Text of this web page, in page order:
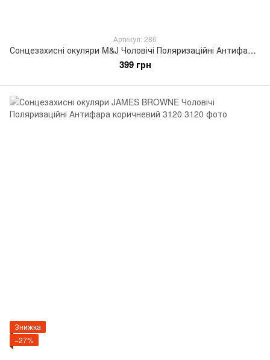
Артикул: 286
Сонцезахисні окуляри M&J Чоловічі Поляризаційні Антифара коричневий (286)
399 грн
Знижка
−27%